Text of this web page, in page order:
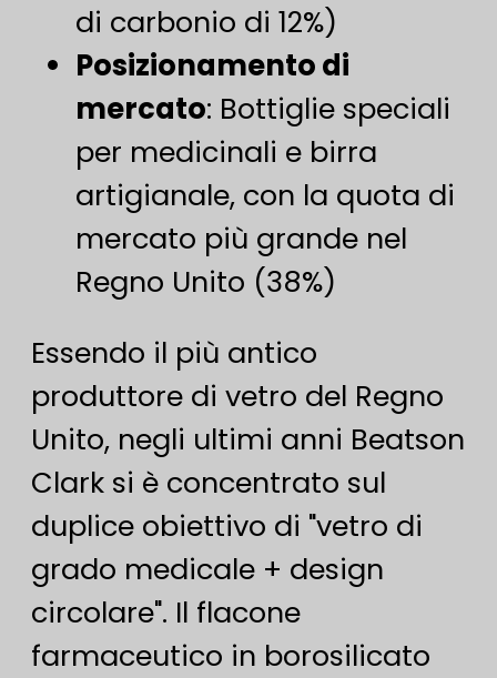
di carbonio di 12%)
Posizionamento di
mercato​: Bottiglie speciali
per medicinali e birra
artigianale, con la quota di
mercato più grande nel
Regno Unito (38%)
Essendo il più antico
produttore di vetro del Regno
Unito, negli ultimi anni Beatson
Clark si è concentrato sul
duplice obiettivo di "vetro di
grado medicale + design
circolare". Il flacone
farmaceutico in borosilicato